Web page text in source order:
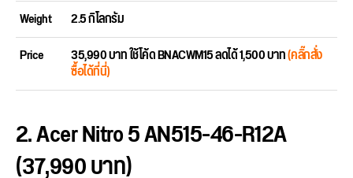
Weight
2.5 กิโลกรัม
Price
35,990 บาท ใช้โค้ด BNACWM15 ลดได้ 1,500 บาท(คลิ๊กสั่ง
ซื้อได้ที่นี่)
2. Acer Nitro 5 AN515-46-R12A
(37,990 บาท)